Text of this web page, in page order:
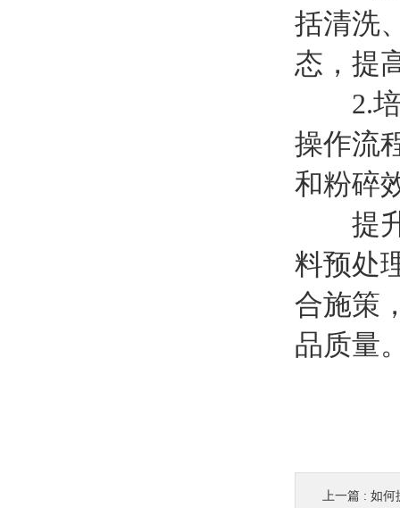
括清洗
态，提
2.培
操作流
和粉碎
提升
料预处
合施策
品质量
上一篇 : 如何